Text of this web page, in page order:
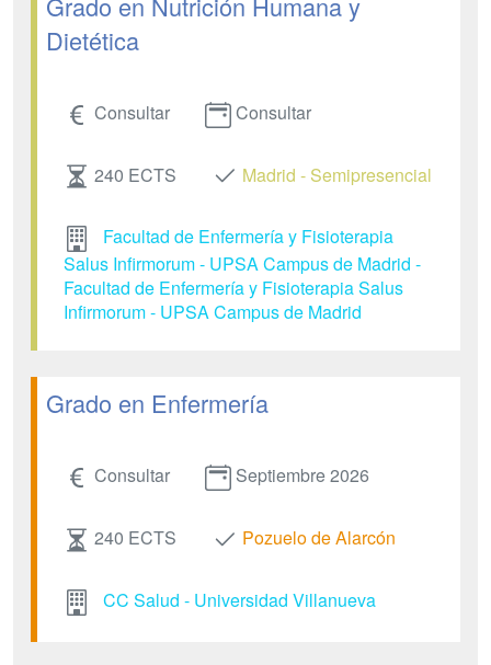
Dietética
Consultar Consultar
240 ECTS Madrid - Semipresencial
Facultad de Enfermería y Fisioterapia
Salus Infirmorum - UPSA Campus de Madrid -
Facultad de Enfermería y Fisioterapia Salus
Infirmorum - UPSA Campus de Madrid
Grado en Enfermería
Consultar Septiembre 2026
240 ECTS Pozuelo de Alarcón
CC Salud - Universidad Villanueva